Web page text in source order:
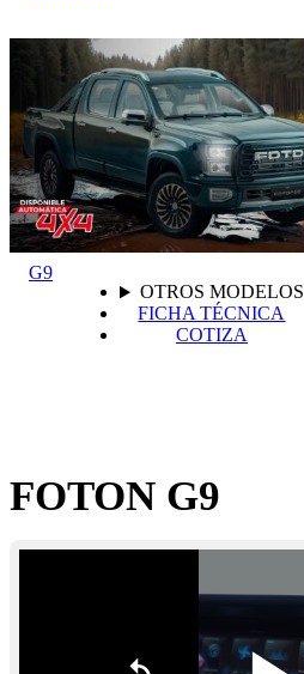
G9
OTROS MODELOS
FICHA TÉCNICA
COTIZA
FOTON G9